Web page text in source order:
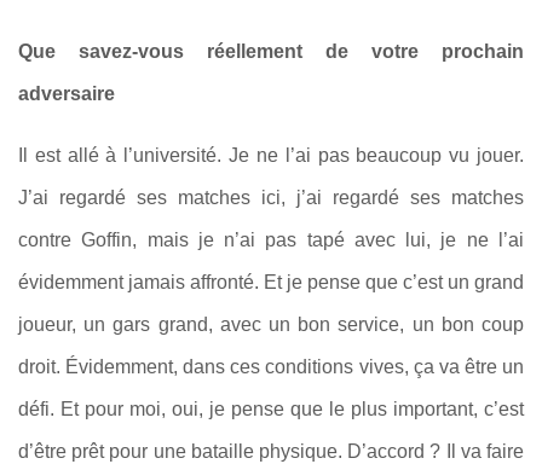
Que savez-vous réellement de votre prochain
adversaire
Il est allé à l’université. Je ne l’ai pas beaucoup vu jouer.
J’ai regardé ses matches ici, j’ai regardé ses matches
contre Goffin, mais je n’ai pas tapé avec lui, je ne l’ai
évidemment jamais affronté. Et je pense que c’est un grand
joueur, un gars grand, avec un bon service, un bon coup
droit. Évidemment, dans ces conditions vives, ça va être un
défi. Et pour moi, oui, je pense que le plus important, c’est
d’être prêt pour une bataille physique. D’accord ? Il va faire